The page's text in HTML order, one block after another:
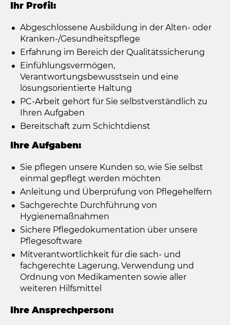
Ihr Profil:
Abgeschlossene Ausbildung in der Alten- oder
Kranken-/Gesundheitspflege
Erfahrung im Bereich der Qualitätssicherung
Einfühlungsvermögen,
Verantwortungsbewusstsein und eine
lösungsorientierte Haltung
PC-Arbeit gehört für Sie selbstverständlich zu
Ihren Aufgaben
Bereitschaft zum Schichtdienst
Ihre Aufgaben:
Sie pflegen unsere Kunden so, wie Sie selbst
einmal gepflegt werden möchten
Anleitung und Überprüfung von Pflegehelfern
Sachgerechte Durchführung von
Hygienemaßnahmen
Sichere Pflegedokumentation über unsere
Pflegesoftware
Mitverantwortlichkeit für die sach- und
fachgerechte Lagerung, Verwendung und
Ordnung von Medikamenten sowie aller
weiteren Hilfsmittel
Ihre Ansprechperson: